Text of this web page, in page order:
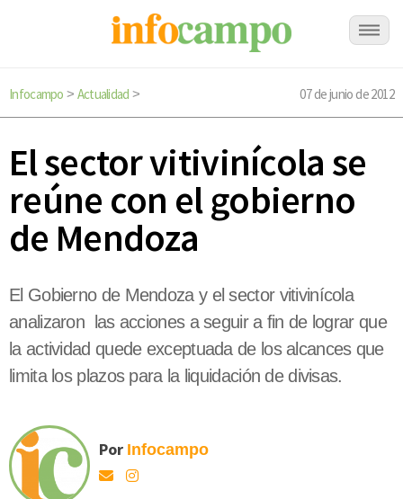
Infocampo > Actualidad > 07 de junio de 2012
El sector vitivinícola se
reúne con el gobierno
de Mendoza
El Gobierno de Mendoza y el sector vitivinícola
analizaron las acciones a seguir a fin de lograr que
la actividad quede exceptuada de los alcances que
limita los plazos para la liquidación de divisas.
Por Infocampo